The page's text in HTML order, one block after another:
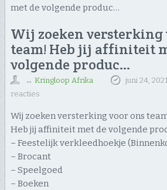
met de volgende produc…
Wij zoeken versterking
team! Heb jij affiniteit
volgende produc…
↔ Kringloop Afrika juni 24, 2021
reacties
Wij zoeken versterking voor ons
Heb jij affiniteit met de volgende
– Feestelijk verkleedhoekje
– Brocant
– Speelgoed
– Boeken